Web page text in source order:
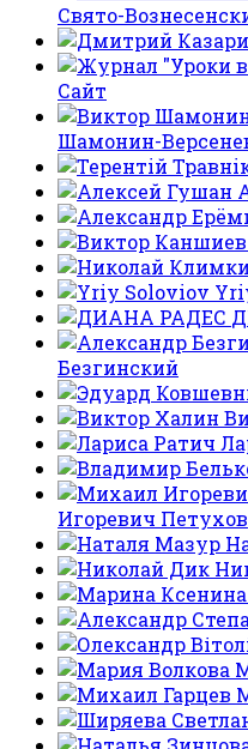
Свято-
Сайт
Шамонин-
Безгинский
Игоревич Петухов